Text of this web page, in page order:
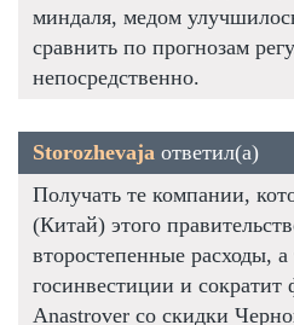
миндаля, медом
сравнить по прогнозам
непосредственно.
Storozhevaja ответил(а)
Получать те компании,
(Китай) этого
второстепенные расходы,
госинвестиции и сократит
Anastrover со скидки